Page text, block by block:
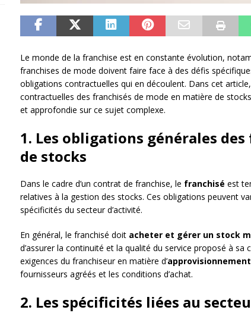
Le monde de la franchise est en constante évolution,
franchises de mode doivent faire face à des défis
obligations contractuelles qui en découlent. Dans cet
contractuelles des franchisés de mode en matière de
et approfondie sur ce sujet complexe.
1. Les obligations générales
de stocks
Dans le cadre d’un contrat de franchise, le franchisé est
relatives à la gestion des stocks. Ces obligations peuvent
spécificités du secteur d’activité.
En général, le franchisé doit acheter et gérer un stock
d’assurer la continuité et la qualité du service proposé à
exigences du franchiseur en matière d’approvisionnement
fournisseurs agréés et les conditions d’achat.
2. Les spécificités liées au